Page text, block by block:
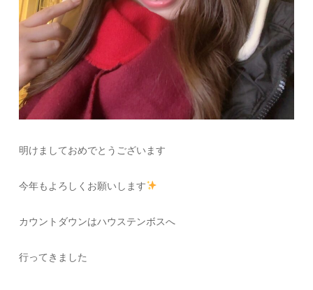
明けましておめでとうございます
今年もよろしくお願いします
カウントダウンはハウステンボスへ
行ってきました